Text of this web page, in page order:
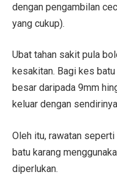
dengan pengambilan
yang cukup).
Ubat tahan sakit pula
kesakitan. Bagi kes
besar daripada 9mm
keluar dengan
Oleh itu, rawatan seperti
batu karang
diperlukan.